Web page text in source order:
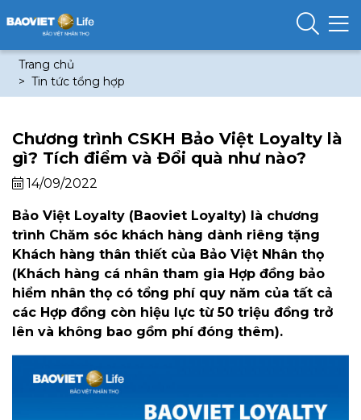
Trang chủ
Tin tức tổng hợp
Chương trình CSKH Bảo Việt Loyalty là
gì? Tích điểm và Đổi quà như nào?
14/09/2022
Bảo Việt Loyalty (Baoviet Loyalty) là chương
trình Chăm sóc khách hàng dành riêng tặng
Khách hàng thân thiết của Bảo Việt Nhân thọ
(Khách hàng cá nhân tham gia Hợp đồng bảo
hiểm nhân thọ có tổng phí quy năm của tất cả
các Hợp đồng còn hiệu lực từ 50 triệu đồng trở
lên và không bao gồm phí đóng thêm).